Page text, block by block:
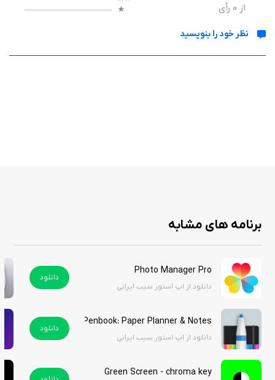
عملکرد برنامه ClipIt - Video Editor & Maker
امکانات برنامه
برش، تقسیم و ادغام ویدئوها
افزودن متن، استیکر و زیرنویس به ویدئو
استفاده از فیلترها و جلوه‌های تصویری متنوع
افزودن موسیقی و افکت‌های صوتی
تنظیم سرعت پخش و ساخت ویدئوهای اسلوموشن یا تایم‌لپس
خروجی با کیفیت بالا برای اشتراک‌گذاری
از 0 رأی
نظر خود را بنویسید
برنامه های مشابه
Photo Manager Pro
دانلود از اپ استور سیب ایرانی
دانلود
Penbook: Paper Planner & Notes هک شده
دانلود از اپ استور سیب ایرانی
دانلود
Green Screen - chroma key